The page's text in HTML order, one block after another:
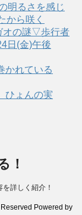
明るさを感じ
から咲く
オの謎▽歩行者
日(金)午後
かれている
ひょんの実
！
詳しく紹介！
Powered by